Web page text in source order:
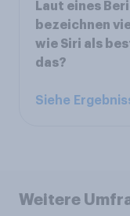
Laut eines
bezeichnen
wie Siri als
das?
Siehe
Weitere